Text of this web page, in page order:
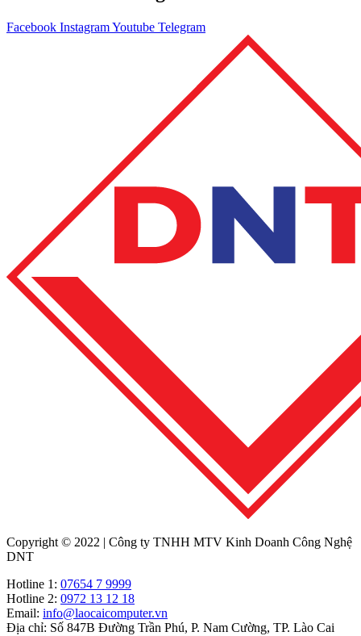
Facebook InstagramYoutube Telegram
Copyright © 2022 | Công ty TNHH MTV Kinh Doanh Công Nghệ
DNT
Hotline 1: 07654 7 9999
Hotline 2: 0972 13 12 18
Email: info@laocaicomputer.vn
Địa chỉ: Số 847B Đường Trần Phú, P. Nam Cường, TP. Lào Cai